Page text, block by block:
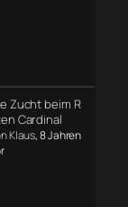
Zucht beim R
Cardinal
Klaus, 8 Jahren